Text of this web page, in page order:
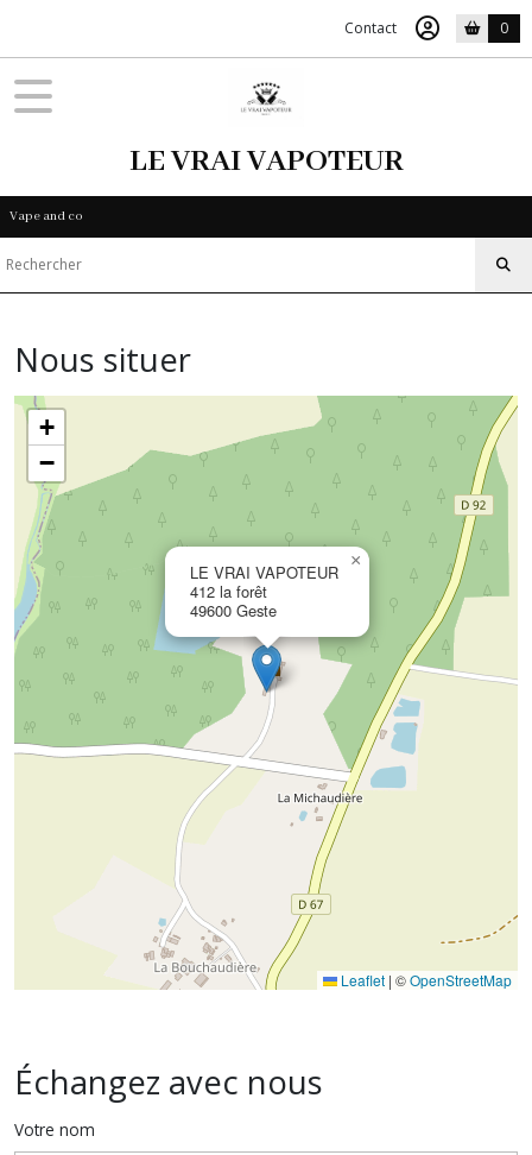
Contact 0
LE VRAI VAPOTEUR
Vape and co
Nous situer
LE VRAI VAPOTEUR
412 la forêt
49600 Geste
×
+
−
Leaflet | ©OpenStreetMap
Échangez avec nous
Votre nom